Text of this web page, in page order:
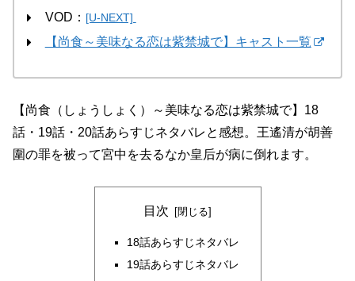
VOD： [U-NEXT]
【尚食～美味なる恋は紫禁城で】キャスト一覧
【尚食（しょうしょく）～美味なる恋は紫禁城で】18
話・19話・20話あらすじネタバレと感想。王遙清が胡善
圍の罪を被って宮中を去るなか皇后が病に倒れます。
目次
18話あらすじネタバレ
19話あらすじネタバレ